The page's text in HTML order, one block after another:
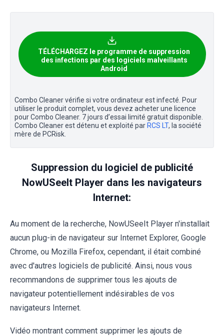
TÉLÉCHARGEZ le programme de suppression
des infections par des logiciels malveillants
Android
Combo Cleaner vérifie si votre ordinateur est infecté. Pour
utiliser le produit complet, vous devez acheter une licence
pour Combo Cleaner. 7 jours d’essai limité gratuit disponible.
Combo Cleaner est détenu et exploité par RCS LT, la société
mère de PCRisk.
Suppression du logiciel de publicité
NowUSeeIt Player dans les navigateurs
Internet:
Au moment de la recherche, NowUSeeIt Player n'installait
aucun plug-in de navigateur sur Internet Explorer, Google
Chrome, ou Mozilla Firefox, cependant, il était combiné
avec d'autres logiciels de publicité. Ainsi, nous vous
recommandons de supprimer tous les ajouts de
navigateur potentiellement indésirables de vos
navigateurs Internet.
Vidéo montrant comment supprimer les ajouts de